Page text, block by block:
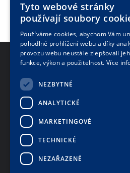
Mějte neustále
akcích od naší
zpravodaj.
+420
Tyto webové stránky
používají soubory
Používáme cookies, abychom Vám
pohodlné prohlížení webu a díky
provozu webu neustále zlepšovali
funkce, výkon a použitelnost.Více
NEZBYTNÉ
ANALYTICKÉ
MARKETINGOVÉ
TECHNICKÉ
NEZAŘAZENÉ